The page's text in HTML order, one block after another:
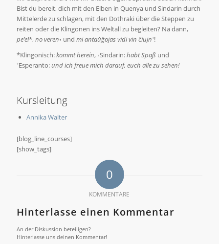
Bist du bereit, dich mit den Elben in Quenya und Sindarin durch
Mittelerde zu schlagen, mit den Dothraki über die Steppen zu
reiten oder die Klingonen ins Weltall zu begleiten? Na dann,
pe’el*,no veren॰ und mi antaŭĝojas vidi vin ĉiujn⁺!
*Klingonisch:kommt herein, ॰Sindarin:habt Spaß und
⁺Esperanto:und ich freue mich darauf, euch alle zu sehen!
Kursleitung
Annika Walter
[blog_line_courses]
[show_tags]
0
KOMMENTARE
Hinterlasse einen Kommentar
An der Diskussion beteiligen?
Hinterlasse uns deinen Kommentar!